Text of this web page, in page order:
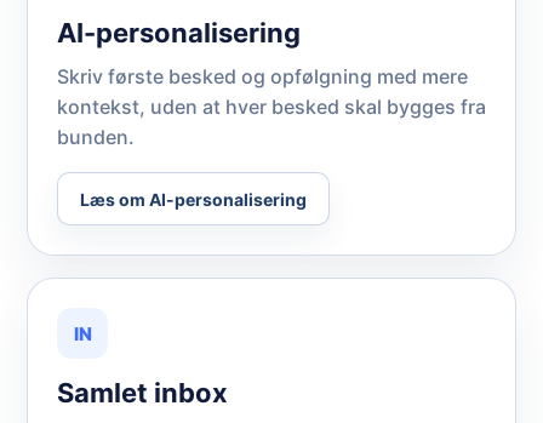
AI-personalisering
Skriv første besked og opfølgning med mere
kontekst, uden at hver besked skal bygges fra
bunden.
Læs om AI-personalisering
IN
Samlet inbox